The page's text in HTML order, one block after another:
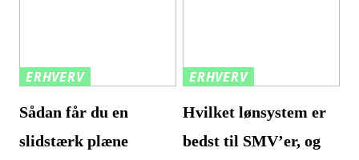
ERHVERV
Sådan får du en
slidstærk plæne
ERHVERV
Hvilket lønsystem er
bedst til SMV’er, og